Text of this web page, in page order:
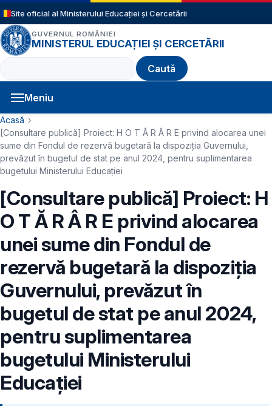
Sari la conținutul principal
Site oficial al Ministerului Educației și Cercetării
GUVERNUL ROMÂNIEI
MINISTERUL EDUCAȚIEI ȘI CERCETĂRII
Caută
Meniu
Navigație principală
Cale de navigare
Acasă
[Consultare publică] Proiect: H O T Ă R Â R E privind alocarea unei
sume din Fondul de rezervă bugetară la dispoziția Guvernului,
prevăzut în bugetul de stat pe anul 2024, pentru suplimentarea
bugetului Ministerului Educației
[Consultare publică] Proiect: H
O T Ă R Â R E privind alocarea
unei sume din Fondul de
rezervă bugetară la dispoziția
Guvernului, prevăzut în
bugetul de stat pe anul 2024,
pentru suplimentarea
bugetului Ministerului
Educației